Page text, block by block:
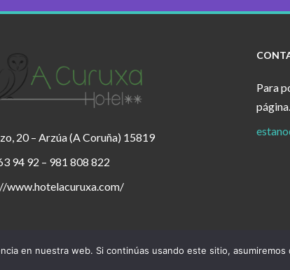
20 – Arzúa (A Coruña) 15819
94 92 – 981 808 822
www.hotelacuruxa.com/
Para
en nuestra web. Si continúas usando este sitio,